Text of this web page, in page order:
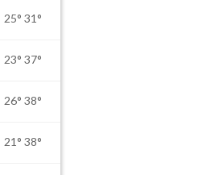
25° 31°
23° 37°
26° 38°
21° 38°